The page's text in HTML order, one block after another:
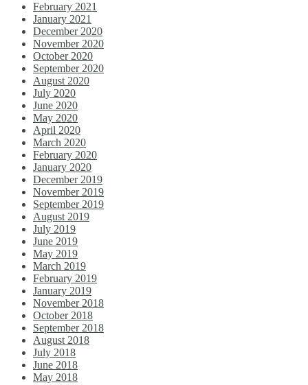
February 2021
January 2021
December 2020
November 2020
October 2020
September 2020
August 2020
July 2020
June 2020
May 2020
April 2020
March 2020
February 2020
January 2020
December 2019
November 2019
September 2019
August 2019
July 2019
June 2019
May 2019
March 2019
February 2019
January 2019
November 2018
October 2018
September 2018
August 2018
July 2018
June 2018
May 2018